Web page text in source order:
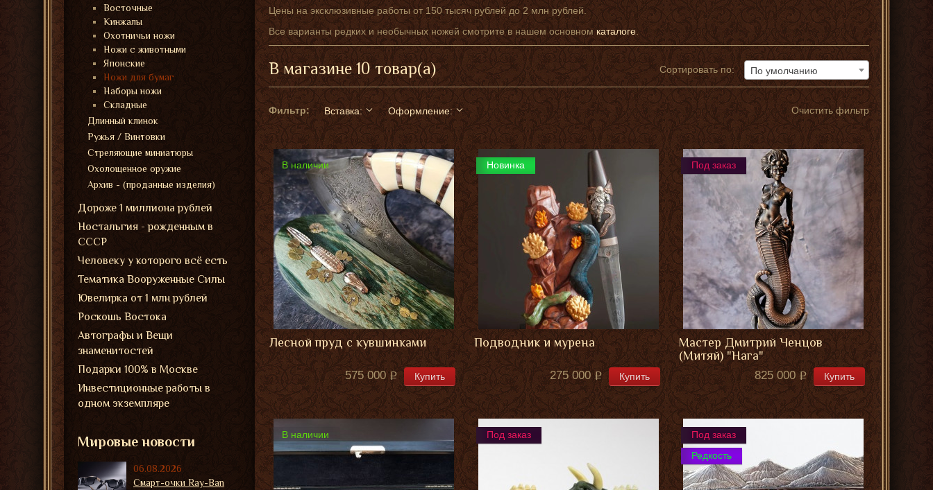
Цены на эксклюзивные работы от 150 тысяч рублей до 2 млн рублей.
Все варианты редких и необычных ножей смотрите в нашем основномкаталоге.
В магазине 10 товар(а) Сортировать по: По умолчанию
Очистить фильтр
Фильтр: Вставка: Оформление:
В наличии
Лесной пруд с кувшинками
575 000 Купить
Новинка
Подводник и мурена
275 000 Купить
Под заказ
Мастер Дмитрий Ченцов
(Митяй) "Нага"
825 000 Купить
В наличии Под заказ
Под заказ
Редкость
Восточные
Кинжалы
Охотничьи ножи
Ножи с животными
Японские
Ножи для бумаг
Наборы ножи
Складные
Длинный клинок
Ружья / Винтовки
Стреляющие миниатюры
Охолощенное оружие
Архив - (проданные изделия)
Дороже 1 миллиона рублей
Ностальгия - рожденным в
СССР
Человеку у которого всё есть
Тематика Вооруженные Силы
Ювелирка от 1 млн рублей
Роскошь Востока
Автографы и Вещи
знаменитостей
Подарки 100% в Москве
Инвестиционные работы в
одном экземпляре
Мировые новости
06.08.2026
Смарт-очки Ray-Ban